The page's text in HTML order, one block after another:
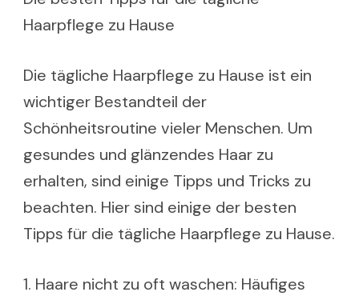
Haarpflege zu Hause
Die tägliche Haarpflege zu Hause ist ein
wichtiger Bestandteil der
Schönheitsroutine vieler Menschen. Um
gesundes und glänzendes Haar zu
erhalten, sind einige Tipps und Tricks zu
beachten. Hier sind einige der besten
Tipps für die tägliche Haarpflege zu Hause.
1. Haare nicht zu oft waschen: Häufiges